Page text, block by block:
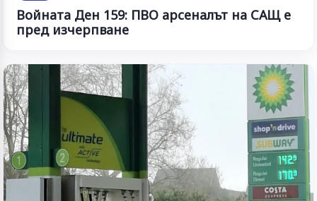
Войната Ден 159: ПВО арсеналът на САЩ е
пред изчерпване